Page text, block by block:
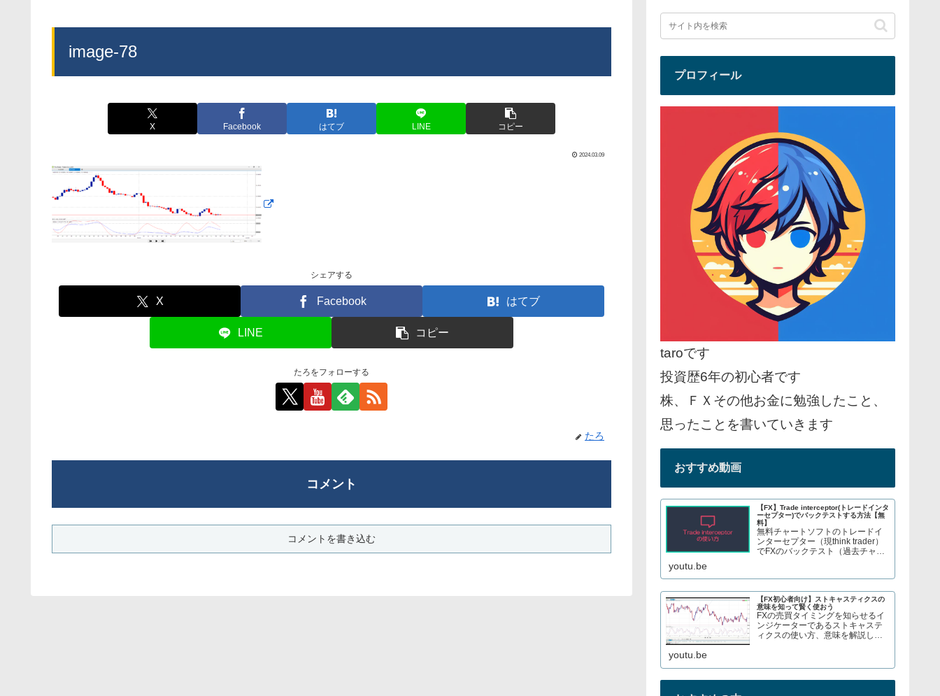
image-78
X Facebook はてブ LINE コピー
2024.03.09
シェアする
X Facebook はてブ
LINE コピー
たろをフォローする
たろ
コメント
コメントを書き込む
プロフィール
taroです
投資歴6年の初心者です
株、ＦＸその他お金に勉強したこと、
思ったことを書いていきます
おすすめ動画
【FX】Trade interceptor(トレードインタ
ーセプター)でバックテストする方法【無
料】
無料チャートソフトのトレードイ
ンターセプター（現think trader）
でFXのバックテスト（過去チャー
数のCFDトレードについてブログ
で解説してます→ twitter、t...
youtu.be
【FX初心者向け】ストキャスティクスの
意味を知って賢く使おう
FXの売買タイミングを知らせるイ
ンジケーターであるストキャステ
ィクスの使い方、意味を解説して
youtu.be